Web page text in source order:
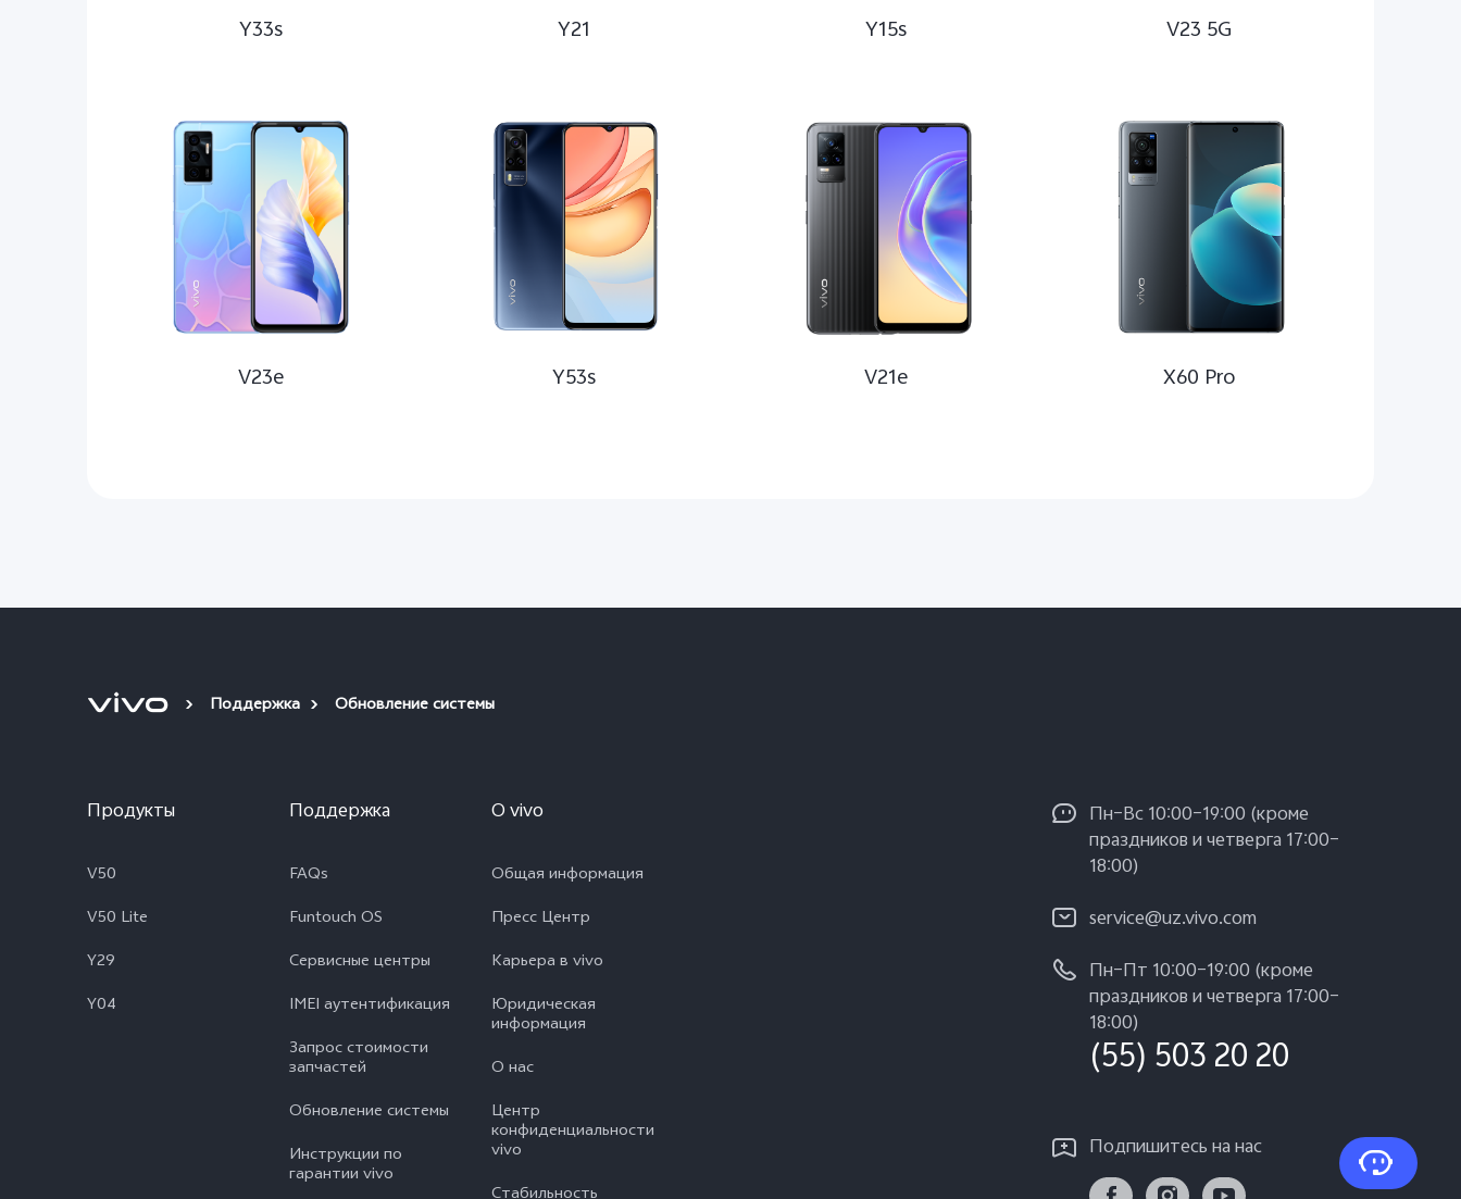
Y33s Y21 Y15s V23 5G
V23e Y53s V21e X60 Pro
Поддержка Обновление системы
Продукты
V50
V50 Lite
Y29
Y04
Поддержка
FAQs
Funtouch OS
Сервисные центры
IMEI аутентификация
Запрос стоимости
запчастей
Обновление системы
Инструкции по
гарантии vivo
O vivo
Общая информация
Пресс Центр
Карьера в vivo
Юридическая
информация
О нас
Центр
конфиденциальности
vivo
Пн–Вс 10:00–19:00 (кроме
праздников и четверга 17:00–
18:00)
service@uz.vivo.com
Пн–Пт 10:00–19:00 (кроме
праздников и четверга 17:00–
18:00)
(55) 503 20 20
Подпишитесь на нас